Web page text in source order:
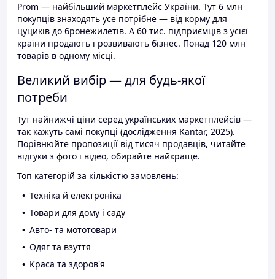
Prom — найбільший маркетплейс України. Тут 6 млн
покупців знаходять усе потрібне — від корму для
цуциків до бронежилетів. А 60 тис. підприємців з усієї
країни продають і розвивають бізнес. Понад 120 млн
товарів в одному місці.
Великий вибір — для будь-якої
потреби
Тут найнижчі ціни серед українських маркетплейсів —
так кажуть самі покупці (дослідження Kantar, 2025).
Порівнюйте пропозиції від тисяч продавців, читайте
відгуки з фото і відео, обирайте найкраще.
Топ категорій за кількістю замовлень:
Техніка й електроніка
Товари для дому і саду
Авто- та мототовари
Одяг та взуття
Краса та здоров'я